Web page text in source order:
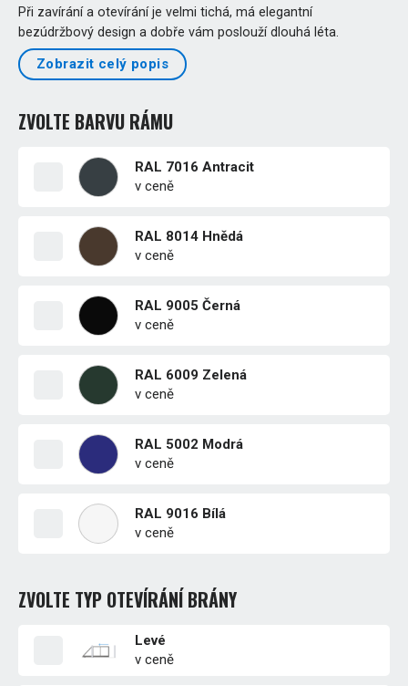
Při zavírání a otevírání je velmi tichá, má elegantní
bezúdržbový design a dobře vám poslouží dlouhá léta.
Zobrazit celý popis
ZVOLTE BARVU RÁMU
RAL 7016 Antracit
v ceně
RAL 8014 Hnědá
v ceně
RAL 9005 Černá
v ceně
RAL 6009 Zelená
v ceně
RAL 5002 Modrá
v ceně
RAL 9016 Bílá
v ceně
ZVOLTE TYP OTEVÍRÁNÍ BRÁNY
Levé
v ceně